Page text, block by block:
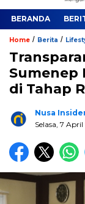
BERANDA
Home / Berita /
Sumenep
di Tahap
Nusa
Selasa, 7